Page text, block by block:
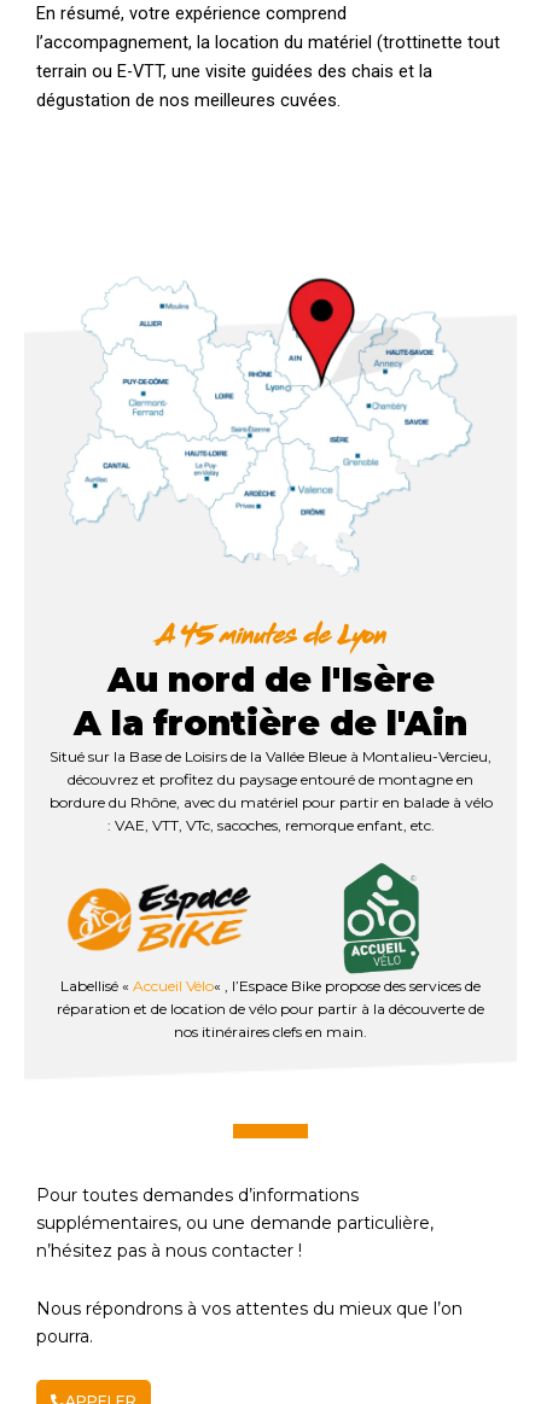
En résumé, votre expérience comprend
l’accompagnement, la location du matériel (trottinette tout
terrain ou E-VTT, une visite guidées des chais et la
dégustation de nos meilleures cuvées.
Au nord de l'Isère
A la frontière de l'Ain
Situé sur la Base de Loisirs de la Vallée Bleue à Montalieu-Vercieu,
découvrez et profitez du paysage entouré de montagne en
bordure du Rhône, avec du matériel pour partir en balade à vélo
: VAE, VTT, VTc, sacoches, remorque enfant, etc.
Labellisé « Accueil Vélo« , l’Espace Bike propose des services de
réparation et de location de vélo pour partir à la découverte de
nos itinéraires clefs en main.
Pour toutes demandes d’informations
supplémentaires, ou une demande particulière,
n’hésitez pas à nous contacter !
Nous répondrons à vos attentes du mieux que l’on
pourra.